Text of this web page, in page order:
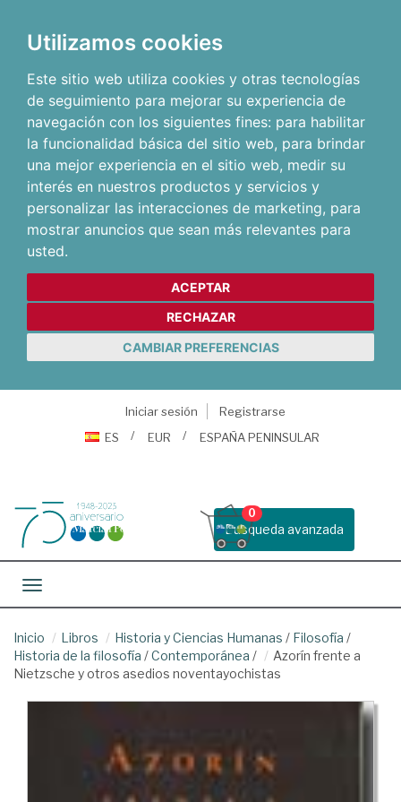
Utilizamos cookies
Este sitio web utiliza cookies y otras tecnologías
de seguimiento para mejorar su experiencia de
navegación con los siguientes fines: para habilitar
la funcionalidad básica del sitio web, para brindar
una mejor experiencia en el sitio web, medir su
interés en nuestros productos y servicios y
personalizar las interacciones de marketing, para
mostrar anuncios que sean más relevantes para
usted.
ACEPTAR
RECHAZAR
CAMBIAR PREFERENCIAS
Iniciar sesión
Registrarse
ES
EUR ESPAÑA PENINSULAR
Busqueda avanzada
0
Toggle navigation
Inicio Libros Historia y Ciencias Humanas / Filosofía /
Historia de la filosofía /Contemporánea /
Azorín frente a
Nietzsche y otros asedios noventayochistas